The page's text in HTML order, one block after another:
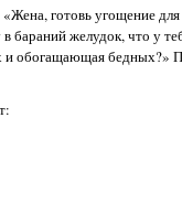
готовь угощение
желудок, что у
обогащающая бедных?»